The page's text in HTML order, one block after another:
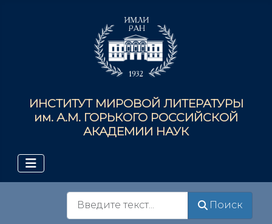
ИНСТИТУТ МИРОВОЙ ЛИТЕРАТУРЫ
им. А.М. ГОРЬКОГО РОССИЙСКОЙ
АКАДЕМИИ НАУК
Поиск